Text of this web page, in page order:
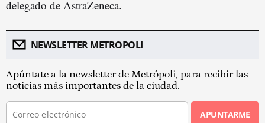
delegado de AstraZeneca.
NEWSLETTER METROPOLI
Apúntate a la newsletter de Metrópoli, para recibir las
noticias más importantes de la ciudad.
APUNTARME